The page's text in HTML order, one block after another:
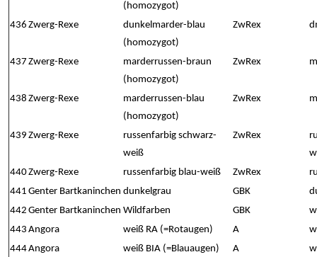
(homozygot)
436 Zwerg-Rexe
dunkelmarder-blau
(homozygot)
ZwRex
437 Zwerg-Rexe
marderrussen-braun
(homozygot)
ZwRex
438 Zwerg-Rexe
marderrussen-blau
(homozygot)
ZwRex
439 Zwerg-Rexe
russenfarbig schwarz-
weiß
ZwRex
440Zwerg-Rexe russenfarbig blau-weiß ZwRex
441 Genter Bartkaninchen dunkelgrau GBK
442 Genter Bartkaninchen Wildfarben GBK
443 Angora weiß RA (=Rotaugen) A
444Angora weiß BIA (=Blauaugen) A